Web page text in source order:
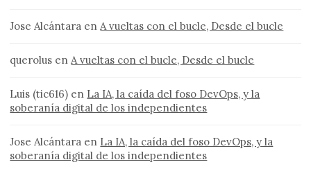
Jose Alcántara enA vueltas con el bucle, Desde el bucle
querolus enA vueltas con el bucle, Desde el bucle
Luis (tic616) en La IA, la caída del foso DevOps, y la
soberanía digital de los independientes
Jose Alcántara en La IA, la caída del foso DevOps, y la
soberanía digital de los independientes